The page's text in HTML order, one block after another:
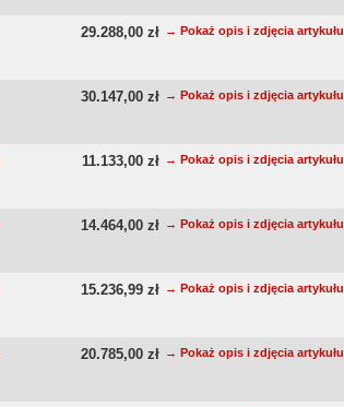
29.288,00 zł → Pokaż opis i zdjęcia artykułu
30.147,00 zł → Pokaż opis i zdjęcia artykułu
11.133,00 zł → Pokaż opis i zdjęcia artykułu
14.464,00 zł → Pokaż opis i zdjęcia artykułu
15.236,99 zł → Pokaż opis i zdjęcia artykułu
20.785,00 zł → Pokaż opis i zdjęcia artykułu